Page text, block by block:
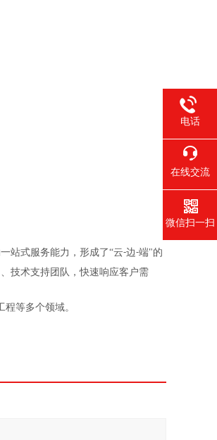
站式服务能力，形成了“云-边-端"的
技术支持团队，快速响应客户需
程等多个领域。
电话
在线交流
微信扫一扫